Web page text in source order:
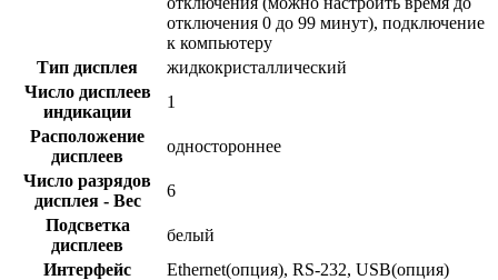
отключения 0 до 99 минут), подключение
к компьютеру
Тип дисплея
жидкокристаллический
Число дисплеев
индикации
1
Расположение
дисплеев
одностороннее
Число разрядов
дисплея - Вес
6
Подсветка
дисплеев
белый
Интерфейс
Ethernet(опция), RS-232, USB(опция)